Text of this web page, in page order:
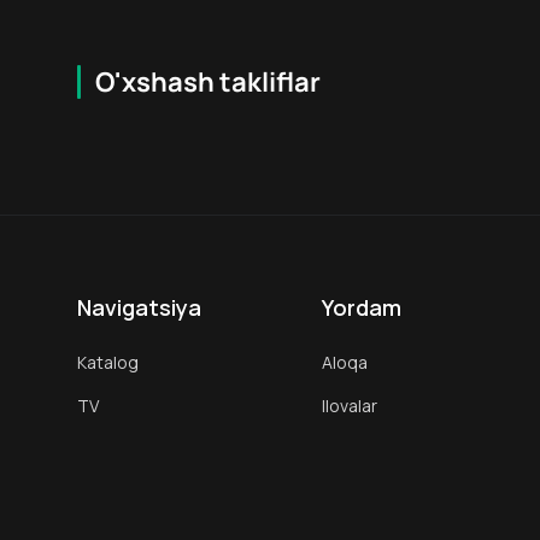
O'xshash takliflar
Navigatsiya
Katalog
TV
Yordam
Aloqa
Ilovalar